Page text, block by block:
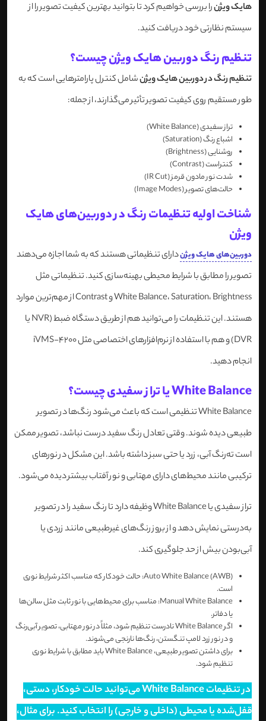
هایک ویژنرا بررسی خواهیم کرد تا بتوانید بهترین کیفیت تصویر را از
سیستم نظارتی خود دریافت کنید.
تنظیم رنگ دوربین هایک ویژن چیست؟
تنظیم رنگ در دوربین هایک ویژنشامل کنترل پارامترهایی است که به
طور مستقیم روی کیفیت تصویر تأثیر می‌گذارند، از جمله:
تراز سفیدی (White Balance)
اشباع رنگ (Saturation)
روشنایی (Brightness)
کنتراست (Contrast)
شدت نور مادون قرمز (IR Cut)
حالت‌های تصویر (Image Modes)
شناخت اولیه تنظیمات رنگ در دوربین‌های هایک
ویژن
دوربین‌های هایک ویژندارای تنظیماتی هستند که به شما اجازه می‌دهند
تصویر را مطابق با شرایط محیطی بهینه‌سازی کنید. تنظیماتی مثل
White Balance، Saturation، Brightness و Contrast از مهم‌ترین موارد
هستند. این تنظیمات را می‌توانید هم از طریق دستگاه ضبط (NVR یا
DVR) و هم با استفاده از نرم‌افزارهای اختصاصی مثل iVMS-4200
انجام دهید.
White Balance یا تراز سفیدی چیست؟
White Balance تنظیمی است که باعث می‌شود رنگ‌ها در تصویر
طبیعی دیده شوند. وقتی تعادل رنگ سفید درست نباشد، تصویر ممکن
است ته‌رنگ آبی، زرد یا حتی سبز داشته باشد. این مشکل در نورهای
ترکیبی مانند محیط‌های دارای مهتابی و نور آفتاب بیشتر دیده می‌شود.
تراز سفیدی یا White Balance وظیفه دارد تا رنگ سفید را در تصویر
به‌درستی نمایش دهد و از بروز رنگ‌های غیرطبیعی مانند زردی یا
آبی‌بودن بیش از حد جلوگیری کند.
Auto White Balance (AWB): حالت خودکار که مناسب اکثر شرایط نوری
است.
Manual White Balance: مناسب برای محیط‌هایی با نور ثابت مثل سالن‌ها
یا دفاتر.
اگر White Balance نادرست تنظیم شود، مثلاً در نور مهتابی، تصویر آبی‌رنگ
و در نور زرد لامپ تنگستن، رنگ‌ها نارنجی می‌شوند.
برای داشتن تصویر طبیعی، White Balance باید مطابق با شرایط نوری
تنظیم شود.
در تنظیمات White Balance می‌توانید حالت خودکار، دستی،
قفل‌شده یا محیطی (داخلی و خارجی) را انتخاب کنید. برای مثال،